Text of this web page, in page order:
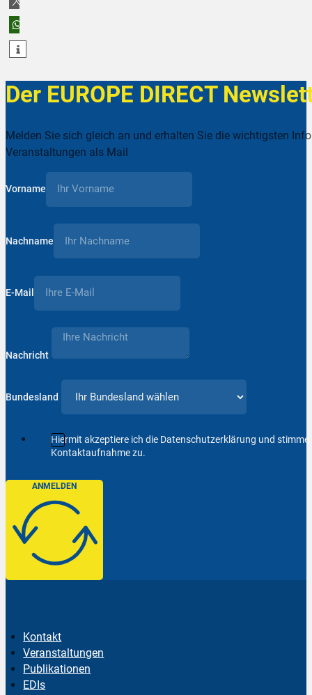
teilen
teilen
Der EUROPE DIRECT
Melden Sie sich gleich an und erhalten Sie die wichtigsten
Veranstaltungen als Mail
Vorname
Nachname
E-Mail
Nachricht
Bundesland
Hiermit akzeptiere ich die Datenschutzerklärung und
Kontaktaufnahme zu.
ANMELDEN
Kontakt
Veranstaltungen
Publikationen
EDIs